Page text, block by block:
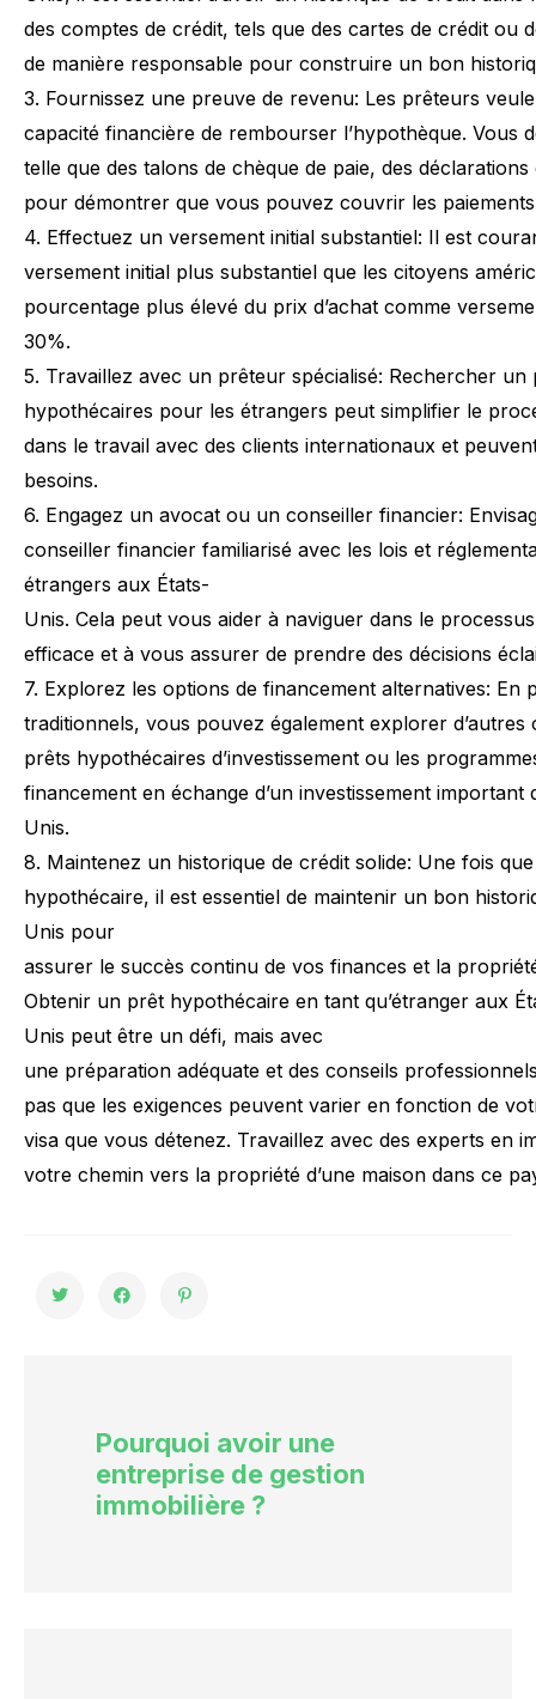
des comptes de crédit, tels que des cartes de crédit ou
de manière responsable pour construire un bon
3. Fournissez une preuve de revenu: Les prêteurs
capacité financière de rembourser l’hypothèque. Vous
telle que des talons de chèque de paie, des déclarations
pour démontrer que vous pouvez couvrir les paiements
4. Effectuez un versement initial substantiel: Il est
versement initial plus substantiel que les citoyens
pourcentage plus élevé du prix d’achat comme
30%.
5. Travaillez avec un prêteur spécialisé: Rechercher un
hypothécaires pour les étrangers peut simplifier le
dans le travail avec des clients internationaux et
besoins.
6. Engagez un avocat ou un conseiller financier:
conseiller financier familiarisé avec les lois et
étrangers aux États-
Unis. Cela peut vous aider à naviguer dans le processus
efficace et à vous assurer de prendre des décisions
7. Explorez les options de financement alternatives: En
traditionnels, vous pouvez également explorer d’autres
prêts hypothécaires d’investissement ou les
financement en échange d’un investissement important
Unis.
8. Maintenez un historique de crédit solide: Une fois que
hypothécaire, il est essentiel de maintenir un bon
Unis pour
assurer le succès continu de vos finances et la
Obtenir un prêt hypothécaire en tant qu’étranger aux
Unis peut être un défi, mais avec
une préparation adéquate et des conseils
pas que les exigences peuvent varier en fonction de
visa que vous détenez. Travaillez avec des experts en
votre chemin vers la propriété d’une maison dans ce
Pourquoi avoir une
entreprise de gestion
immobilière ?